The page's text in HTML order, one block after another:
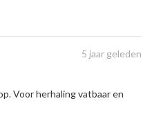
5 jaar geleden
Voor herhaling vatbaar en